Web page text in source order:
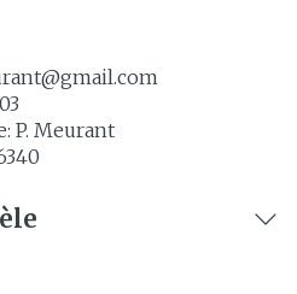
gmail.com
P. Meurant